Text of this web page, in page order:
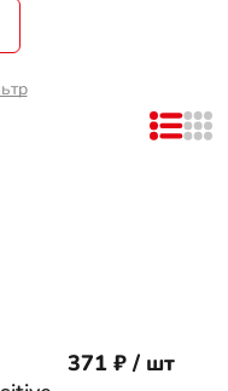
371 ₽ / шт